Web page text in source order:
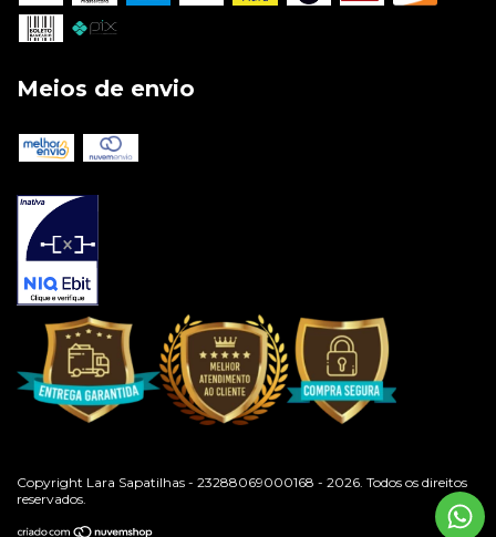
Meios de envio
Copyright Lara Sapatilhas - 23288069000168 - 2026. Todos os direitos
reservados.